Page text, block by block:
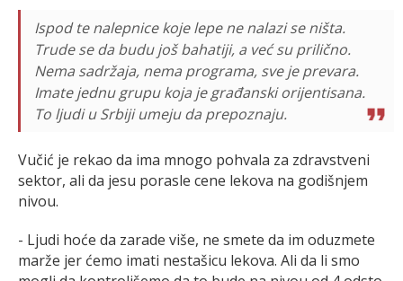
Ispod te nalepnice koje lepe ne nalazi se ništa.
Trude se da budu još bahatiji, a već su prilično.
Nema sadržaja, nema programa, sve je prevara.
Imate jednu grupu koja je građanski orijentisana.
To ljudi u Srbiji umeju da prepoznaju.
Vučić je rekao da ima mnogo pohvala za zdravstveni
sektor, ali da jesu porasle cene lekova na godišnjem
nivou.
- Ljudi hoće da zarade više, ne smete da im oduzmete
marže jer ćemo imati nestašicu lekova. Ali da li smo